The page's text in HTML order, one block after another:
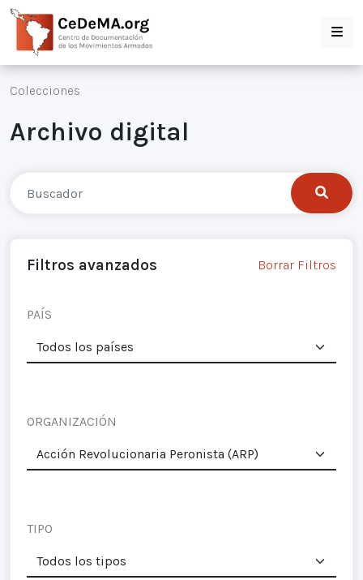
Colecciones
Archivo digital
Filtros avanzados Borrar Filtros
PAÍS
ORGANIZACIÓN
TIPO